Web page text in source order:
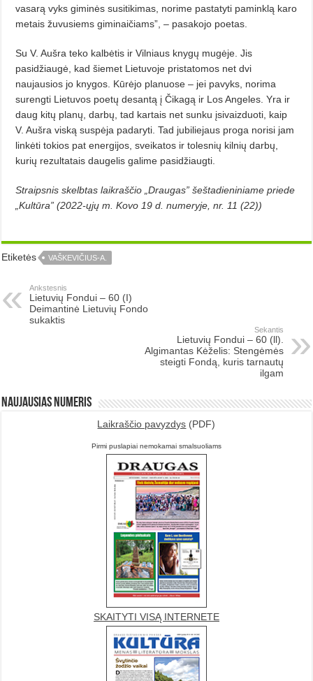
vasarą vyks giminės susitikimas, norime pastatyti paminklą karo
metais žuvusiems giminaičiams”, – pasakojo poetas.
Su V. Aušra teko kalbėtis ir Vilniaus knygų mugėje. Jis
pasidžiaugė, kad šiemet Lietuvoje pristatomos net dvi
naujausios jo knygos. Kūrėjo planuose – jei pavyks, norima
surengti Lietuvos poetų desantą į Čikagą ir Los Angeles. Yra ir
daug kitų planų, darbų, tad kartais net sunku įsivaizduoti, kaip
V. Aušra viską suspėja padaryti. Tad jubiliejaus proga norisi jam
linkėti tokios pat energijos, sveikatos ir tolesnių kilnių darbų,
kurių rezultatais daugelis ga­lime pasidžiaugti.
Straipsnis skelbtas laikraščio „Draugas” šeštadieniniame priede
„Kultūra” (2022-ųjų m. Kovo 19 d. numeryje, nr. 11 (22))
Etiketės VAŠKEVIČIUS-A.
Ankstesnis
Lietuvių Fondui –­ 60 (I)
Deimantinė Lietuvių Fondo
sukaktis
Sekantis
Lietuvių Fondui –­ 60 (ll).
Algimantas Kėželis: Stengėmės
steigti Fondą, kuris tarnautų
ilgam
Naujausias numeris
Laikraščio pavyzdys (PDF)
Pirmi puslapiai nemokamai smalsuoliams
SKAITYTI VISĄ INTERNETE